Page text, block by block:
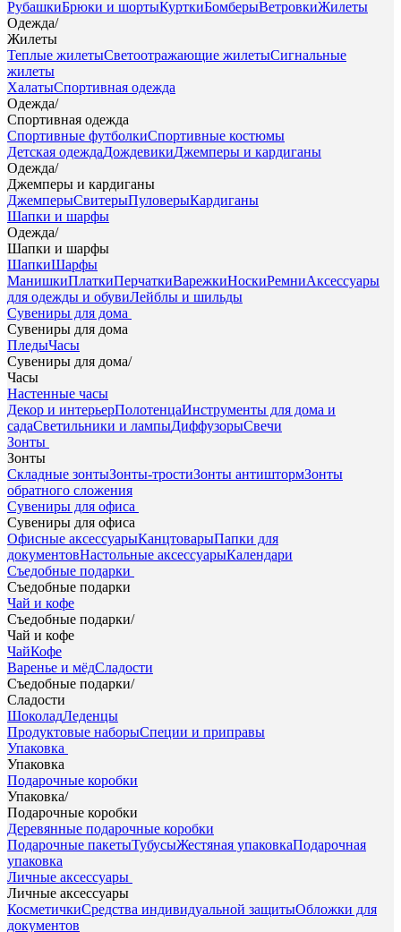
РубашкиБрюки и шортыКурткиБомберыВетровкиЖилеты
Одежда/
Жилеты
Теплые жилетыСветоотражающие жилетыСигнальные
жилеты
ХалатыСпортивная одежда
Одежда/
Спортивная одежда
Спортивные футболкиСпортивные костюмы
Детская одеждаДождевикиДжемперы и кардиганы
Одежда/
Джемперы и кардиганы
ДжемперыСвитерыПуловерыКардиганы
Шапки и шарфы
Одежда/
Шапки и шарфы
ШапкиШарфы
МанишкиПлаткиПерчаткиВарежкиНоскиРемниАксессуары
для одежды и обувиЛейблы и шильды
Сувениры для дома
Сувениры для дома
ПледыЧасы
Сувениры для дома/
Часы
Настенные часы
Декор и интерьерПолотенцаИнструменты для дома и
садаСветильники и лампыДиффузорыСвечи
Зонты
Зонты
Складные зонтыЗонты-тростиЗонты антиштормЗонты
обратного сложения
Сувениры для офиса
Сувениры для офиса
Офисные аксессуарыКанцтоварыПапки для
документовНастольные аксессуарыКалендари
Съедобные подарки
Съедобные подарки
Чай и кофе
Съедобные подарки/
Чай и кофе
ЧайКофе
Варенье и мёдСладости
Съедобные подарки/
Сладости
ШоколадЛеденцы
Продуктовые наборыСпеции и приправы
Упаковка
Упаковка
Подарочные коробки
Упаковка/
Подарочные коробки
Деревянные подарочные коробки
Подарочные пакетыТубусыЖестяная упаковкаПодарочная
упаковка
Личные аксессуары
Личные аксессуары
КосметичкиСредства индивидуальной защитыОбложки для
документов